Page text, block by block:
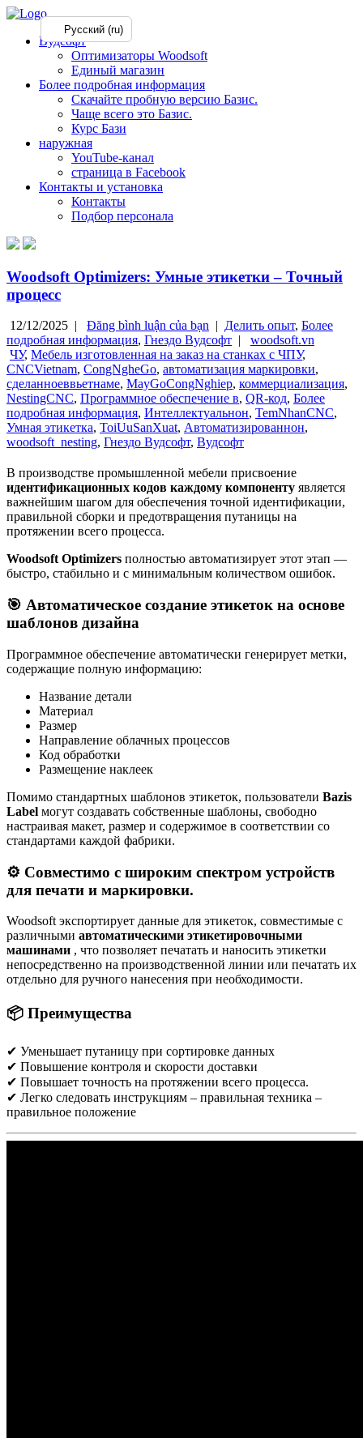
Вудсофт
Оптимизаторы Woodsoft
Единый магазин
Более подробная информация
Скачайте пробную версию Базис.
Чаще всего это Базис.
Курс Бази
наружная
YouTube-канал
страница в Facebook
Контакты и установка
Контакты
Подбор персонала
Woodsoft Optimizers: Умные этикетки – Точный
процесс
12/12/2025 | Đăng bình luận của bạn | Делить опыт, Более
подробная информация, Гнездо Вудсофт |
woodsoft.vn
ЧУ, Мебель изготовленная на заказ на станках с ЧПУ,
CNCVietnam, CongNgheGo, автоматизация маркировки,
сделанноеввьетнаме, MayGoCongNghiep, коммерциализация,
NestingCNC, Программное обеспечение в, QR-код, Более
подробная информация, Интеллектуальнон, TemNhanCNC,
Умная этикетка, ToiUuSanXuat, Автоматизированнон,
woodsoft_nesting, Гнездо Вудсофт, Вудсофт
В производстве промышленной мебели присвоение
идентификационных кодов каждому компоненту является
важнейшим шагом для обеспечения точной идентификации,
правильной сборки и предотвращения путаницы на
протяжении всего процесса.
Woodsoft Optimizers полностью автоматизирует этот этап —
быстро, стабильно и с минимальным количеством ошибок.
🎯 Автоматическое создание этикеток на основе
шаблонов дизайна
Программное обеспечение автоматически генерирует метки,
содержащие полную информацию:
Название детали
Материал
Размер
Направление облачных процессов
Код обработки
Размещение наклеек
Помимо стандартных шаблонов этикеток, пользователи Bazis
Label могут создавать собственные шаблоны, свободно
настраивая макет, размер и содержимое в соответствии со
стандартами каждой фабрики.
⚙ Совместимо с широким спектром устройств
для печати и маркировки.
Woodsoft экспортирует данные для этикеток, совместимые с
различными автоматическими этикетировочными
машинами , что позволяет печатать и наносить этикетки
непосредственно на производственной линии или печатать их
отдельно для ручного нанесения при необходимости.
📦 Преимущества
✔ Уменьшает путаницу при сортировке данных
✔ Повышение контроля и скорости доставки
✔ Повышает точность на протяжении всего процесса.
✔ Легко следовать инструкциям – правильная техника –
правильное положение
Русский (ru)